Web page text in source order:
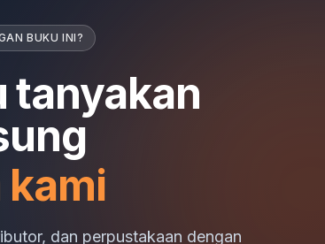
BUKU INI?
tanyakan
kami
dan perpustakaan dengan